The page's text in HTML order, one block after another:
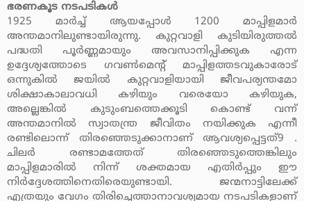
ഭരണകൂട നടപടികള്‍
1925 മാര്‍ച്ച് ആയപ്പോള്‍ 1200 മാപ്പിളമാര്‍
അന്തമാനിലുണ്ടായിരുന്നു. കുറ്റവാളി കുടിയിരുത്തല്‍
പദ്ധതി പൂര്‍ണ്ണമായും അവസാനിപ്പിക്കുക എന്ന
ഉദ്ദേശ്യത്തോടെ ഗവണ്‍മെന്റ് മാപ്പിളത്തടവുകാരോട്
ഒന്നുകില്‍ ജയില്‍ കുറ്റവാളിയായി ജീവപര്യന്തമോ
ശിക്ഷാകാലാവധി കഴിയും വരെയോ കഴിയുക,
അല്ലെങ്കില്‍ കുടുംബത്തെക്കൂടി കൊണ്ട് വന്ന്
അന്തമാനില്‍ സ്വാതന്ത്ര ജീവിതം നയിക്കുക എന്നീ
രണ്ടിലൊന്ന് തിരഞ്ഞെടുക്കാനാണ് ആവശ്യപ്പെട്ടത്9 .
ചിലര്‍ രണ്ടാമത്തേത് തിരഞ്ഞെടുത്തെങ്കിലും
മാപ്പിളമാരില്‍ നിന്ന് ശക്തമായ എതിര്‍പ്പും ഈ
നിര്‍ദ്ദേശത്തിനെതിരെയുണ്ടായി. ജന്മനാട്ടിലേക്ക്
എത്രയും വേഗം തിരിച്ചെത്താനാവശ്യമായ നടപടികളാണ്